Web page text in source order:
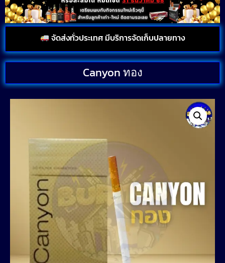
จัดส่งทั่วประเทศ มีบริการจัดเก็บปลายทาง
Canyon ทอง